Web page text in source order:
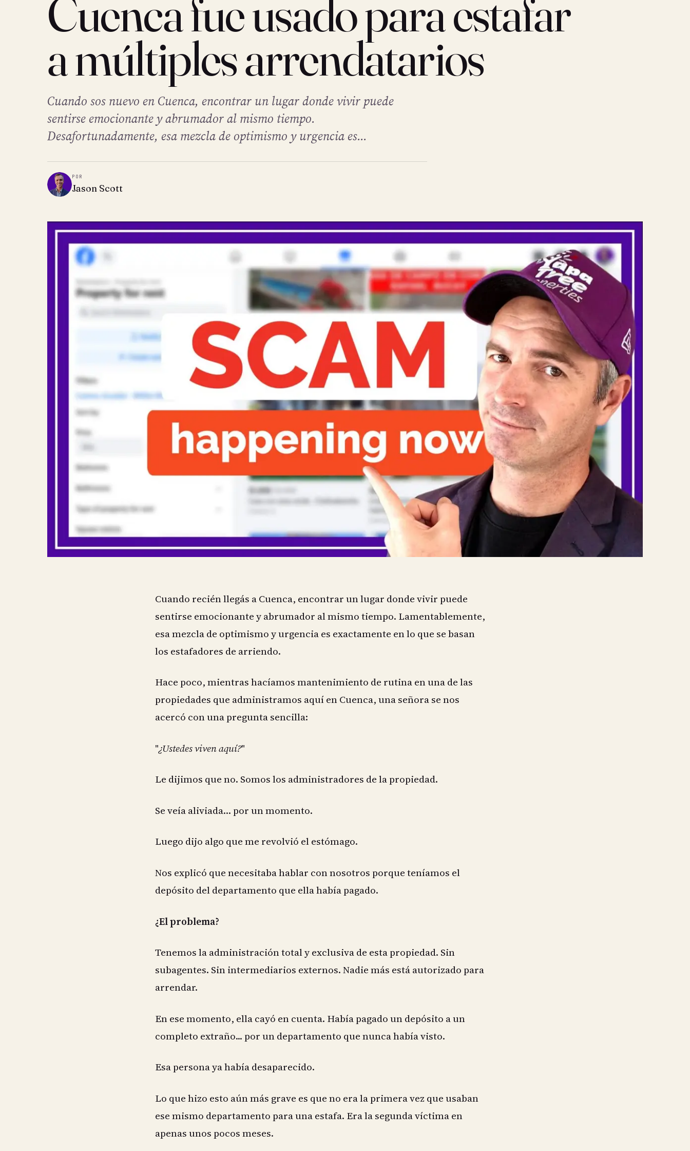
Cuenca fue usado para estafar
a múltiples arrendatarios
Cuando sos nuevo en Cuenca, encontrar un lugar donde vivir puede
sentirse emocionante y abrumador al mismo tiempo.
Desafortunadamente, esa mezcla de optimismo y urgencia es...
POR
Jason Scott
Cuando recién llegás a Cuenca, encontrar un lugar donde vivir puede
sentirse emocionante y abrumador al mismo tiempo. Lamentablemente,
esa mezcla de optimismo y urgencia es exactamente en lo que se basan
los estafadores de arriendo.
Hace poco, mientras hacíamos mantenimiento de rutina en una de las
propiedades que administramos aquí en Cuenca, una señora se nos
acercó con una pregunta sencilla:
"¿Ustedes viven aquí?"
Le dijimos que no. Somos los administradores de la propiedad.
Se veía aliviada… por un momento.
Luego dijo algo que me revolvió el estómago.
Nos explicó que necesitaba hablar con nosotros porque teníamos el
depósito del departamento que ella había pagado.
¿El problema?
Tenemos la administración total y exclusiva de esta propiedad. Sin
subagentes. Sin intermediarios externos. Nadie más está autorizado para
arrendar.
En ese momento, ella cayó en cuenta. Había pagado un depósito a un
completo extraño... por un departamento que nunca había visto.
Esa persona ya había desaparecido.
Lo que hizo esto aún más grave es que no era la primera vez que usaban
ese mismo departamento para una estafa. Era la segunda víctima en
apenas unos pocos meses.